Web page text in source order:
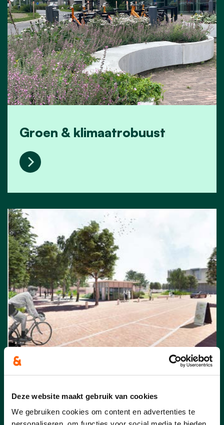
Deze website maakt gebruik van cookies
We gebruiken cookies om content en advertenties te
Groen & klimaatrobuust
Groen & klimaatrobuust
Mooi & proper